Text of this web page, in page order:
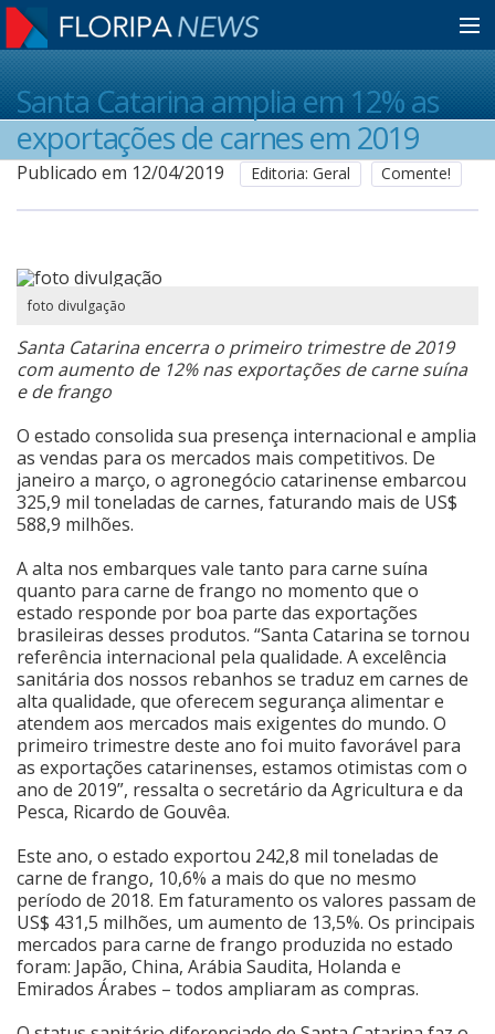
Home
Notícias
Classificados
Guia de Serviços
Anuncie
Cinema
Agenda Cultural
Anuncie
Fale Conosco
Santa Catarina amplia em 12% as
exportações de carnes em 2019
Publicado em 12/04/2019 Editoria: Geral Comente!
foto divulgação
Santa Catarina encerra o primeiro trimestre de 2019
com aumento de 12% nas exportações de carne suína
e de frango
O estado consolida sua presença internacional e amplia
as vendas para os mercados mais competitivos. De
janeiro a março, o agronegócio catarinense embarcou
325,9 mil toneladas de carnes, faturando mais de US$
588,9 milhões.
A alta nos embarques vale tanto para carne suína
quanto para carne de frango no momento que o
estado responde por boa parte das exportações
brasileiras desses produtos. “Santa Catarina se tornou
referência internacional pela qualidade. A excelência
sanitária dos nossos rebanhos se traduz em carnes de
alta qualidade, que oferecem segurança alimentar e
atendem aos mercados mais exigentes do mundo. O
primeiro trimestre deste ano foi muito favorável para
as exportações catarinenses, estamos otimistas com o
ano de 2019”, ressalta o secretário da Agricultura e da
Pesca, Ricardo de Gouvêa.
Este ano, o estado exportou 242,8 mil toneladas de
carne de frango, 10,6% a mais do que no mesmo
período de 2018. Em faturamento os valores passam de
US$ 431,5 milhões, um aumento de 13,5%. Os principais
mercados para carne de frango produzida no estado
foram: Japão, China, Arábia Saudita, Holanda e
Emirados Árabes – todos ampliaram as compras.